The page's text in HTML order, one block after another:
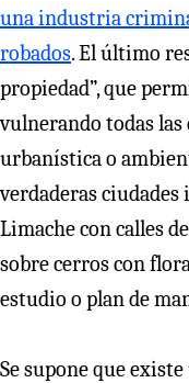
una industria
robados. El último
propiedad”, que
vulnerando todas
urbanística o
verdaderas ciudades
Limache con calles
sobre cerros con
estudio o plan de
Se supone que